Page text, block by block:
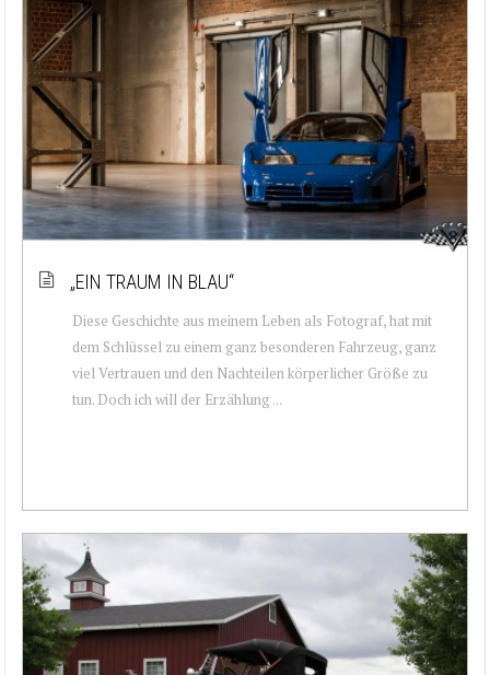
„EIN TRAUM IN BLAU“
Diese Geschichte aus meinem Leben als Fotograf, hat mit
dem Schlüssel zu einem ganz besonderen Fahrzeug, ganz
viel Vertrauen und den Nachteilen körperlicher Größe zu
tun. Doch ich will der Erzählung ...